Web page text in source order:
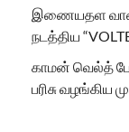
இணையதள
நடத்திய
காமன் வெல்த்
பரிசு வழங்கிய